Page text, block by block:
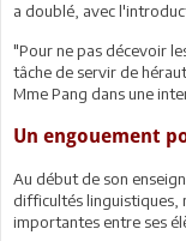
a doublé, avec
"Pour ne pas décevoir
tâche de servir de
Mme Pang dans une
Un engouement
Au début de son
difficultés linguistiques,
importantes entre ses